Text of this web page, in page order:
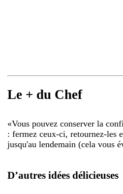
Le + du Chef
«Vous pouvez conserver la
: fermez ceux-ci, retournez-les
jusqu'au lendemain (cela vous
D’autres idées délicieuses